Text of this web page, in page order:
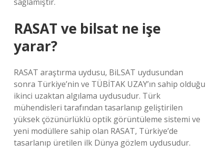
RASAT ve bilsat ne işe
yarar?
RASAT araştırma uydusu, BiLSAT uydusundan
sonra Türkiye’nin ve TÜBİTAK UZAY’ın sahip olduğu
ikinci uzaktan algılama uydusudur. Türk
mühendisleri tarafından tasarlanıp geliştirilen
yüksek çözünürlüklü optik görüntüleme sistemi ve
yeni modüllere sahip olan RASAT, Türkiye’de
tasarlanıp üretilen ilk Dünya gözlem uydusudur.